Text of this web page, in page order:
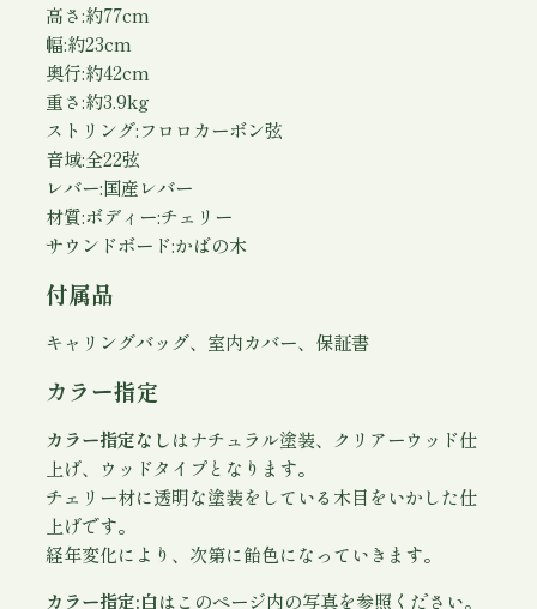
高さ:約77cm
幅:約23cm
奥行:約42cm
重さ:約3.9kg
ストリング:フロロカーボン弦
音域:全22弦
レバー:国産レバー
材質:ボディー:チェリー
サウンドボード:かばの木
付属品
キャリングバッグ、室内カバー、保証書
カラー指定
カラー指定なしはナチュラル塗装、クリアーウッド仕
上げ、ウッドタイプとなります。
チェリー材に透明な塗装をしている木目をいかした仕
上げです。
経年変化により、次第に飴色になっていきます。
カラー指定:白はこのページ内の写真を参照ください。